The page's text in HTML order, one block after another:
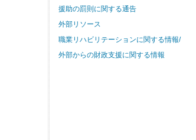
援助の罰則に関する通告
外部リソース
職業リハビリテーションに関する情報/
外部からの財政支援に関する情報